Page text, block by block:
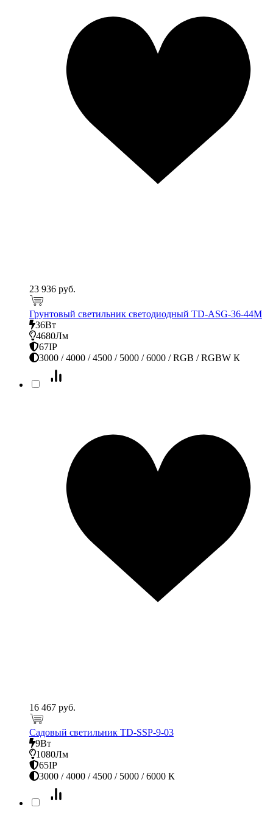
23 936 руб.
Грунтовый светильник светодиодный TD-ASG-36-44M
36Вт
4680Лм
67IP
3000 / 4000 / 4500 / 5000 / 6000 / RGB / RGBW К
16 467 руб.
Садовый светильник TD-SSP-9-03
9Вт
1080Лм
65IP
3000 / 4000 / 4500 / 5000 / 6000 К